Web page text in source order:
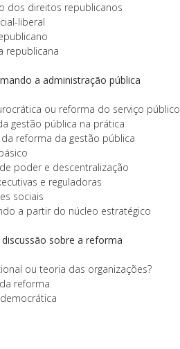
dos direitos republicanos
liberal
republicana
a administração pública
ou reforma do serviço público
gestão pública na prática
reforma da gestão pública
poder e descentralização
e reguladoras
sociais
a partir do núcleo estratégico
sobre a reforma
ou teoria das organizações?
reforma